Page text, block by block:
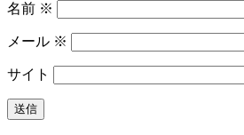
名前 ※
メール ※
サイト